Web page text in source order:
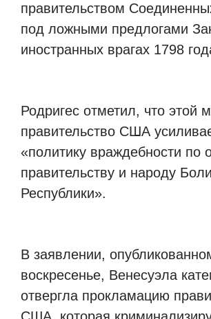
правительством
под ложными предлогами
иностранных врагах 1798
Родригес отметил, что этой
правительство США
«политику враждебности по
правительству и народу
Республики».
В заявлении,
воскресенье, Венесуэла
отвергла прокламацию